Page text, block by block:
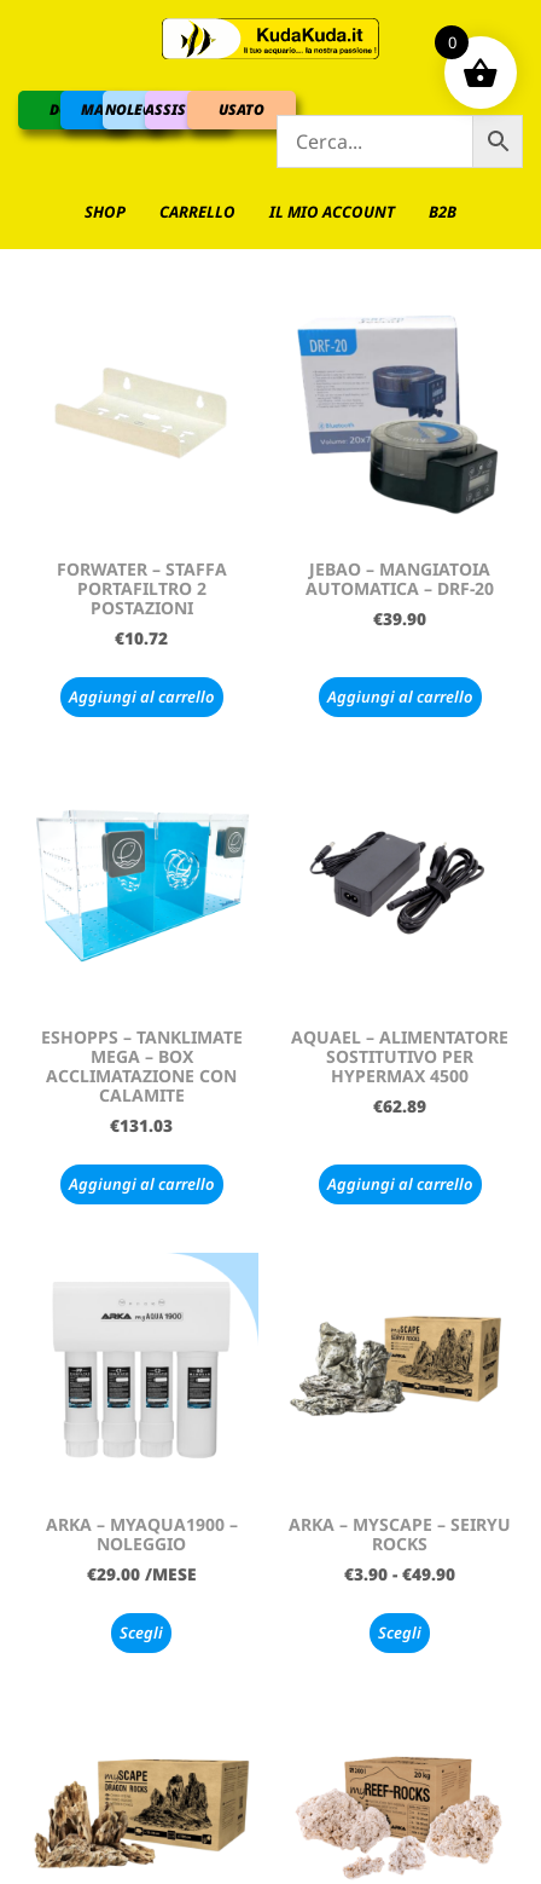
DOLCEMARINO
NOLEGGIOASSISTENZAUSATO
SHOP CARRELLO IL MIO ACCOUNT B2B
FORWATER – STAFFA
PORTAFILTRO 2
POSTAZIONI
€10.72
Aggiungi al carrello
JEBAO – MANGIATOIA
AUTOMATICA – DRF-20
€39.90
Aggiungi al carrello
ESHOPPS – TANKLIMATE
MEGA – BOX
ACCLIMATAZIONE CON
CALAMITE
€131.03
Aggiungi al carrello
AQUAEL – ALIMENTATORE
SOSTITUTIVO PER
HYPERMAX 4500
€62.89
Aggiungi al carrello
ARKA – MYAQUA1900 –
NOLEGGIO
€29.00 /MESE
Scegli
ARKA – MYSCAPE – SEIRYU
ROCKS
€3.90 - €49.90
Scegli
0